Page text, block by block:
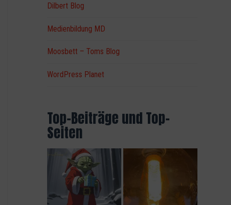
Dilbert Blog
Medienbildung MD
Moosbett – Toms Blog
WordPress Planet
Top-Beiträge und Top-
Seiten